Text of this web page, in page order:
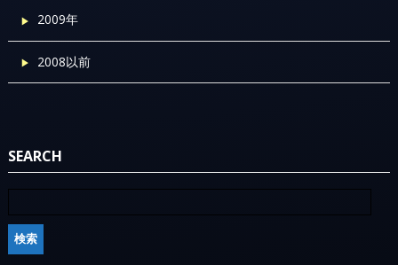
2009年
2008以前
SEARCH